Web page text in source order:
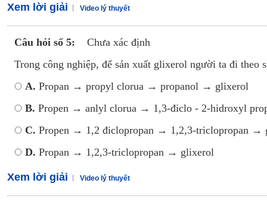
Xem lời giải Video lý thuyết
Câu hỏi số 5:
Chưa xác định
Trong công nghiệp, để sản xuất glixerol người ta đi theo
A. Propan → propyl clorua → propanol → glixerol
B. Propen → anlyl clorua → 1,3-điclo - 2-hidroxyl
C. Propen → 1,2 điclopropan → 1,2,3-triclopropan →
D. Propan → 1,2,3-triclopropan → glixerol
Xem lời giải Video lý thuyết